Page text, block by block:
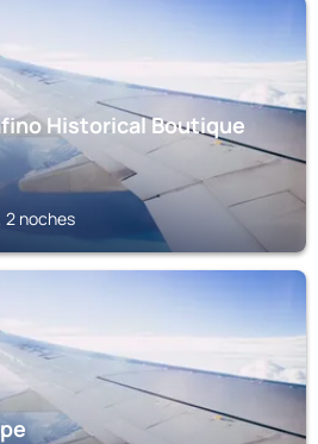
Historical Boutique
2 noches